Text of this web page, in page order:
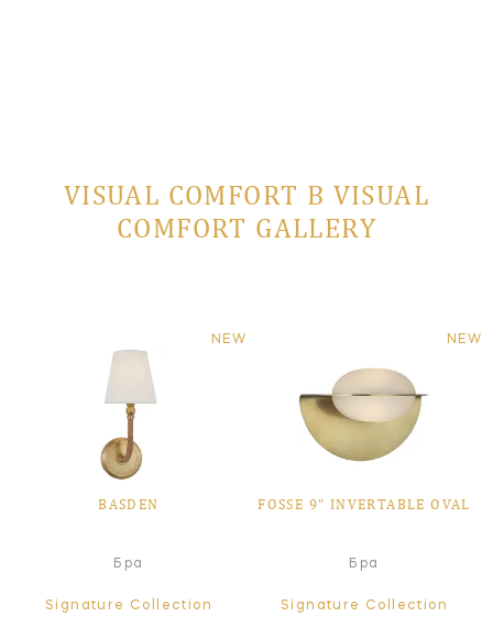
VISUAL COMFORT В VISUAL
COMFORT GALLERY
NEW
BASDEN
Бра
Signature Collection
NEW
FOSSE 9" INVERTABLE OVAL
Бра
Signature Collection